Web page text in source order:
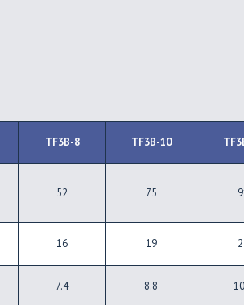
TF3B-8 TF3B-10
52 75
16 19
7.4 8.8